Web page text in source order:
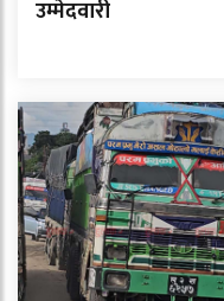
उम्मेदवारी